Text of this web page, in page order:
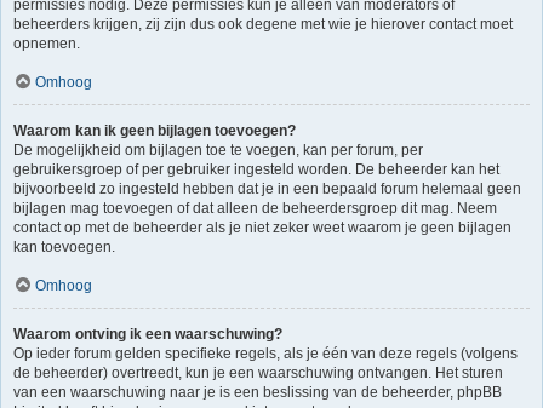
permissies nodig. Deze permissies kun je alleen van moderators of
beheerders krijgen, zij zijn dus ook degene met wie je hierover contact moet
opnemen.
Omhoog
Waarom kan ik geen bijlagen toevoegen?
De mogelijkheid om bijlagen toe te voegen, kan per forum, per
gebruikersgroep of per gebruiker ingesteld worden. De beheerder kan het
bijvoorbeeld zo ingesteld hebben dat je in een bepaald forum helemaal geen
bijlagen mag toevoegen of dat alleen de beheerdersgroep dit mag. Neem
contact op met de beheerder als je niet zeker weet waarom je geen bijlagen
kan toevoegen.
Omhoog
Waarom ontving ik een waarschuwing?
Op ieder forum gelden specifieke regels, als je één van deze regels (volgens
de beheerder) overtreedt, kun je een waarschuwing ontvangen. Het sturen
van een waarschuwing naar je is een beslissing van de beheerder, phpBB